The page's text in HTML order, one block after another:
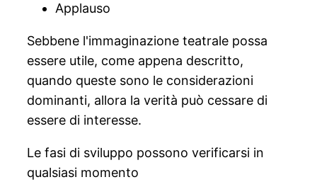
Applauso
Sebbene l'immaginazione teatrale possa
essere utile, come appena descritto,
quando queste sono le considerazioni
dominanti, allora la verità può cessare di
essere di interesse.
Le fasi di sviluppo possono verificarsi in
qualsiasi momento